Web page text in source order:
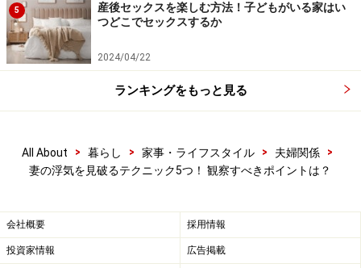
のなど、おしゃれなものに変わっていませんか？ その場
合は、もしかすると誰かに下着姿を見られる可能性が増
えたのかもしれません。
ルな下着の方が、怪しい可能性があります。色あせして
いない新しい下着が増えていたとしたら……ああ、怪し
るなどということは、今の時代にはありません。
5
産後セックスを楽しむ方法！子どもがいる家はい
つどこでセックスするか
2024/04/22
ランキングをもっと見る
All About > 暮らし > 家事・ライフスタイル > 夫婦関係
>
妻の浮気を見破るテクニック5つ！ 観察すべきポイントは？
会社概要 採用情報
投資家情報 広告掲載